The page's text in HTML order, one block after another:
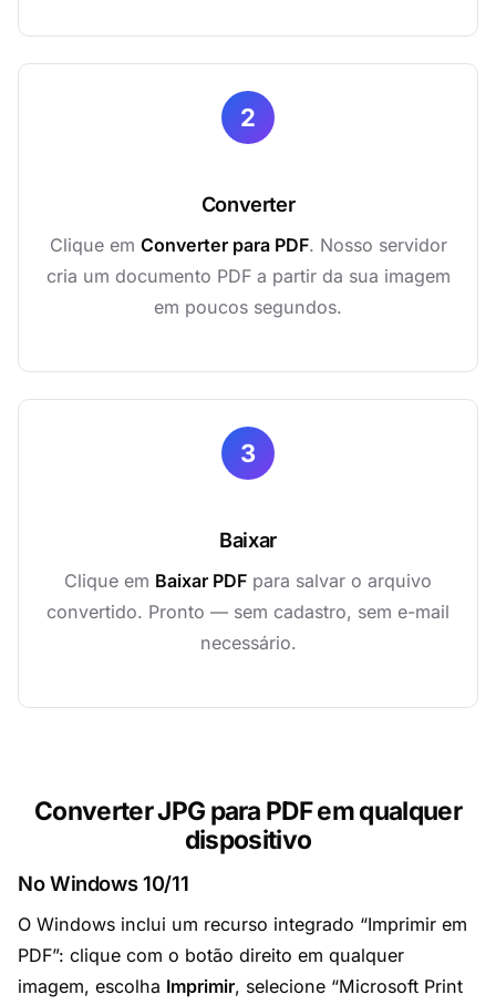
2
Converter
Clique em Converter para PDF. Nosso servidor
cria um documento PDF a partir da sua imagem
em poucos segundos.
3
Baixar
Clique em Baixar PDF para salvar o arquivo
convertido. Pronto — sem cadastro, sem e-mail
necessário.
Converter JPG para PDF em qualquer
dispositivo
No Windows 10/11
O Windows inclui um recurso integrado “Imprimir em
PDF”: clique com o botão direito em qualquer
imagem, escolha Imprimir, selecione “Microsoft Print